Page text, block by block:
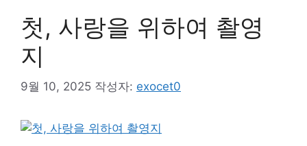
첫, 사랑을 위하여 촬영
지
9월 10, 2025 작성자: exocet0